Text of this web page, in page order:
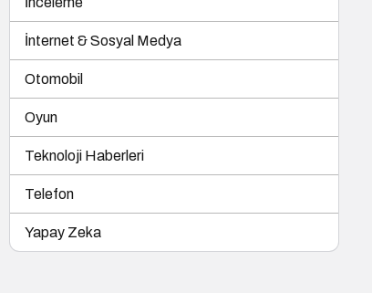
İnternet & Sosyal Medya
Otomobil
Oyun
Teknoloji Haberleri
Telefon
Yapay Zeka